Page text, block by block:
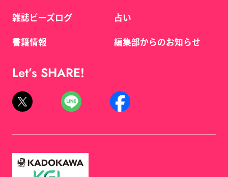
雑誌ビーズログ
書籍情報
占い
編集部からのお知らせ
Let’s SHARE!